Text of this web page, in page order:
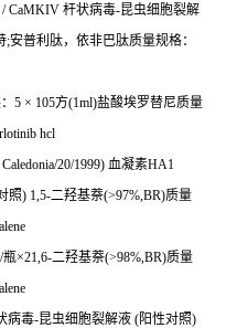
CaMKIV 杆状病毒-昆虫细胞裂解
;安普利肽，依非巴肽质量规格：
5 × 105方(1ml)盐酸埃罗替尼质量
hcl
20/1999) 血凝素HA1
照) 1,5-二羟基萘(>97%,BR)质量
瓶×21,6-二羟基萘(>98%,BR)质量
病毒-昆虫细胞裂解液 (阳性对照)